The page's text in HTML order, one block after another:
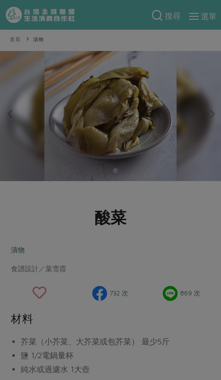
搜尋
選單
產品分類
當令水果
蕈菇類
乳製品
水產
調理食材・點心
調味醬料/南北貨 烘焙
保健食品
居家好物
美妝保養
麵食
湯品．鍋物
漬物
飲品
特別企畫
預購活動
把最好的台灣味帶回家！
防災用品預購圓滿結束
更多預購活動
合作25-精選產品第四彈
合作25-精選產品第三彈
更多當季產品
議題活動
主婦聯盟X樂齡網特約優惠案
30%rPET紅烏龍茶
2024農業發展計畫年度報告
一籃菜真心話
合作聯合國
親子食育
關注議題
減硝酸鹽
非基改運動 支持本土農糧
減添加物
公益金 食農教育
更多議題
關於合作社
關於我們
產品檢驗
自主把關
檢驗報告
社員權益
合作社法規
社務專區
首頁 漬物
酸菜
漬物
食譜設計／葉雪霞
732 次 869 次
材料
芥菜（小芥菜、大芥菜或包芥菜）最少5斤
鹽 1/2電鍋量杯
純水或過濾水 1大壺